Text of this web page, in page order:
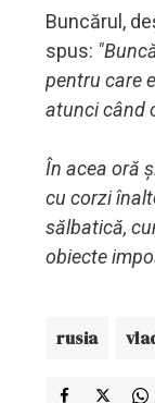
Buncărul,
spus:
pentru care
atunci când
În acea oră
cu corzi
sălbatică,
obiecte
rusia